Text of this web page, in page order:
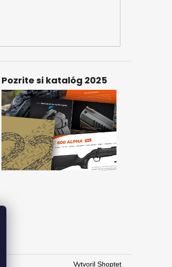
Pozrite si katalóg 2025
Vytvoril Shoptet